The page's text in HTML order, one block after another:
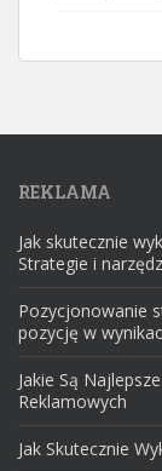
REKLAMA
Jak skutecznie
Strategie i
Pozycjonowanie
pozycję w
Jakie Są
Reklamowych
Jak Skutecznie